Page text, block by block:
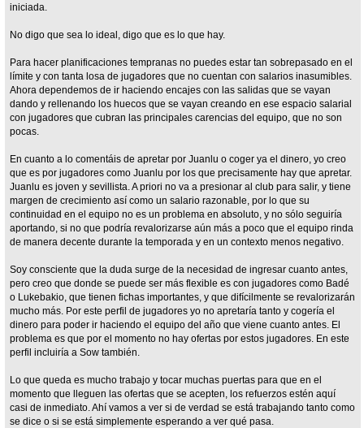
iniciada.
No digo que sea lo ideal, digo que es lo que hay.
Para hacer planificaciones tempranas no puedes estar tan sobrepasado en el
límite y con tanta losa de jugadores que no cuentan con salarios inasumibles.
Ahora dependemos de ir haciendo encajes con las salidas que se vayan
dando y rellenando los huecos que se vayan creando en ese espacio salarial
con jugadores que cubran las principales carencias del equipo, que no son
pocas.
En cuanto a lo comentáis de apretar por Juanlu o coger ya el dinero, yo creo
que es por jugadores como Juanlu por los que precisamente hay que apretar.
Juanlu es joven y sevillista. A priori no va a presionar al club para salir, y tiene
margen de crecimiento así como un salario razonable, por lo que su
continuidad en el equipo no es un problema en absoluto, y no sólo seguiría
aportando, si no que podría revalorizarse aún más a poco que el equipo rinda
de manera decente durante la temporada y en un contexto menos negativo.
Soy consciente que la duda surge de la necesidad de ingresar cuanto antes,
pero creo que donde se puede ser más flexible es con jugadores como Badé
o Lukebakio, que tienen fichas importantes, y que difícilmente se revalorizarán
mucho más. Por este perfil de jugadores yo no apretaría tanto y cogería el
dinero para poder ir haciendo el equipo del año que viene cuanto antes. El
problema es que por el momento no hay ofertas por estos jugadores. En este
perfil incluiría a Sow también.
Lo que queda es mucho trabajo y tocar muchas puertas para que en el
momento que lleguen las ofertas que se acepten, los refuerzos estén aquí
casi de inmediato. Ahí vamos a ver si de verdad se está trabajando tanto como
se dice o si se está simplemente esperando a ver qué pasa.